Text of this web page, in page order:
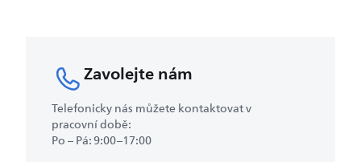
Zavolejte nám
Telefonicky nás můžete kontaktovat v
pracovní době:
Po – Pá: 9:00–17:00